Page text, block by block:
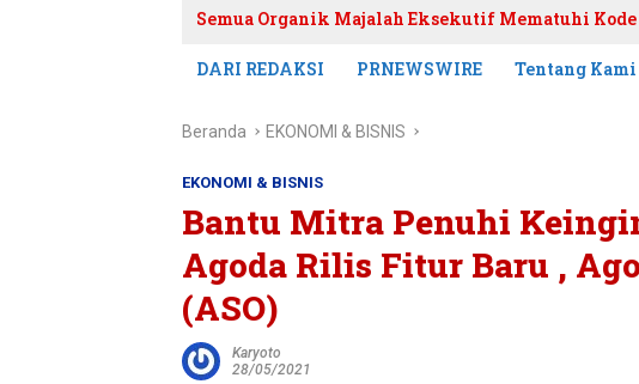
Semua Organik Majalah Eksekutif Mematuhi
DARI REDAKSI PRNEWSWIRE Tentang Kami
Beranda EKONOMI & BISNIS
EKONOMI & BISNIS
Bantu Mitra Penuhi
Agoda Rilis Fitur Baru ,
(ASO)
Karyoto
28/05/2021